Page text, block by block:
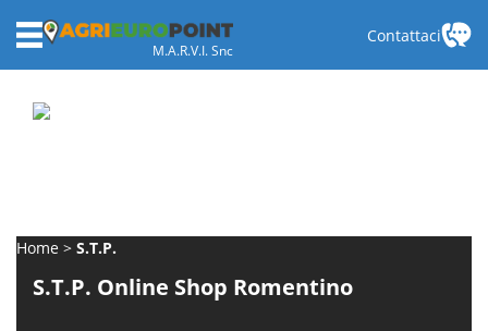
M.A.R.V.I. Snc
Contattaci
Home S.T.P.
S.T.P. Online Shop Romentino